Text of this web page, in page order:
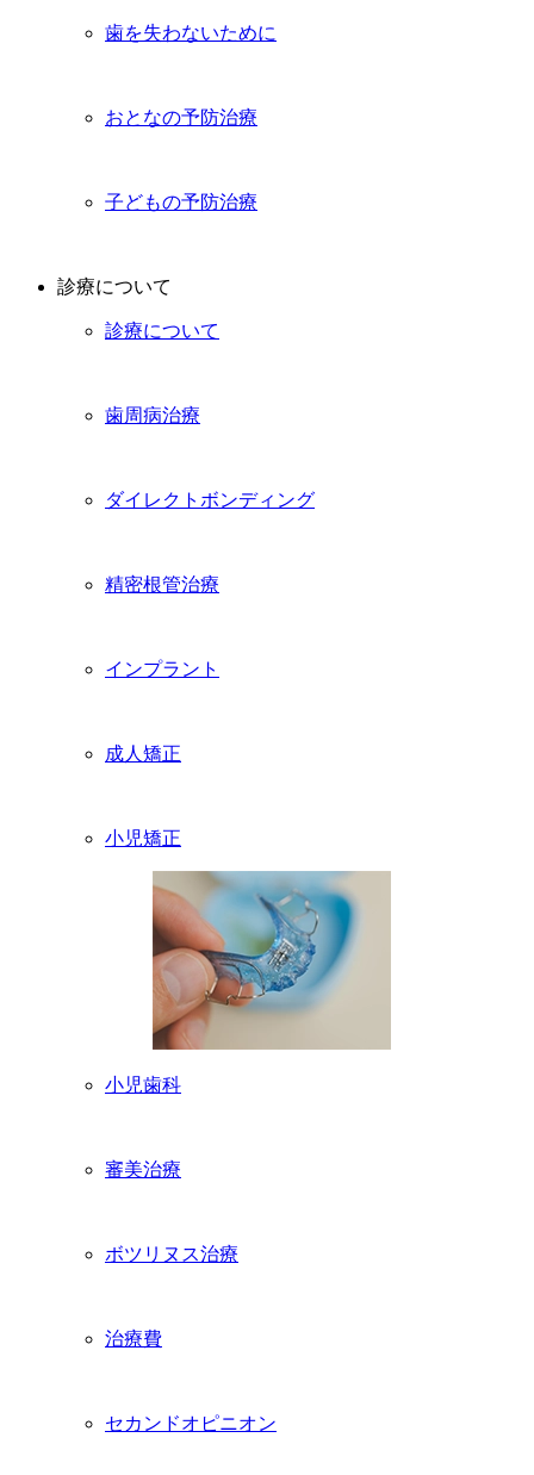
歯を失わないために
おとなの予防治療
子どもの予防治療
診療について
診療について
歯周病治療
ダイレクトボンディング
精密根管治療
インプラント
成人矯正
小児矯正
小児歯科
審美治療
ボツリヌス治療
治療費
セカンドオピニオン